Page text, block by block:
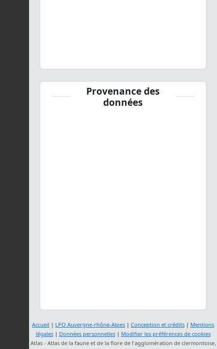
Provenance des
données
Accueil | LPO Auvergne-rhône-Alpes | Conception et crédits | Mentions
légales| Données personnelles| Modifier les préférences de cookies
Atlas - Atlas de la faune et de la flore de l'agglomération de clermontoise,